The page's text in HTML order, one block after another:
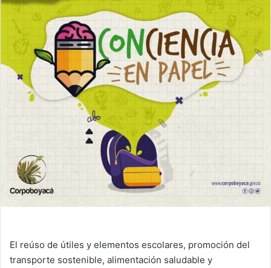
El reúso de útiles y elementos escolares, promoción del
transporte sostenible, alimentación saludable y